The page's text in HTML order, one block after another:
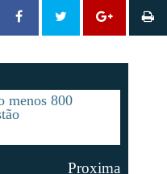
menos 800
Proxima